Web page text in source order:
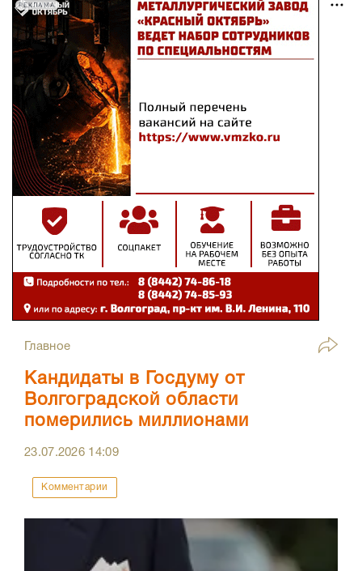
РЕКЛАМА
Главное
Кандидаты в Госдуму от
Волгоградской области
померились миллионами
23.07.2026 14:09
Комментарии